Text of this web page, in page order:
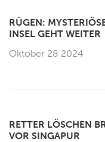
RÜGEN:
INSEL GEHT WEITER
Oktober 28 2024
RETTER LÖSCHEN
VOR SINGAPUR